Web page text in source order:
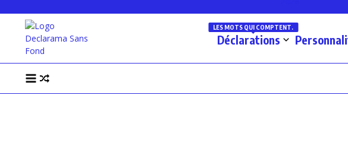
Déclarations
LES MOTS QUI COMPTENT.